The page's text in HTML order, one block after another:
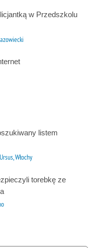
w Przedszkolu
listem
Włochy
torebkę ze